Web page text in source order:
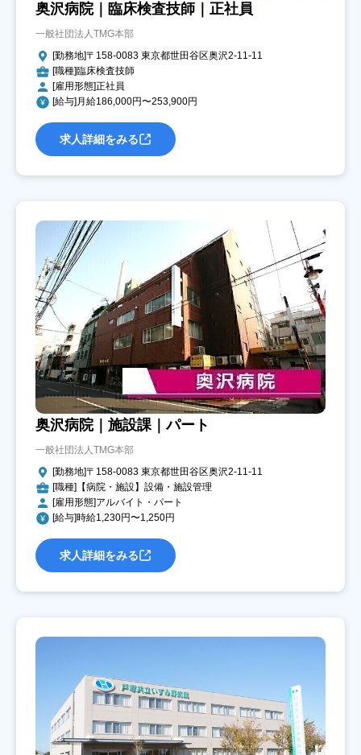
奥沢病院｜臨床検査技師｜正社員
一般社団法人TMG本部
[勤務地]〒158-0083 東京都世田谷区奥沢2-11-11
[職種]臨床検査技師
[雇用形態]正社員
[給与]月給186,000円〜253,900円
求人詳細をみる
奥沢病院｜施設課｜パート
一般社団法人TMG本部
[勤務地]〒158-0083 東京都世田谷区奥沢2-11-11
[職種]【病院・施設】設備・施設管理
[雇用形態]アルバイト・パート
[給与]時給1,230円〜1,250円
求人詳細をみる